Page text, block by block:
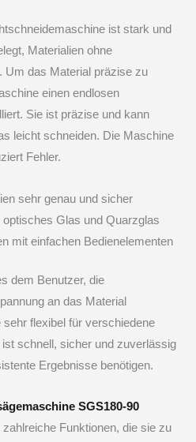
ist stark und
Materialien ohne
Um das Material präzise zu
einen endlosen
Sie ist präzise und kann
leicht schneiden. Die Maschine
Fehler.
sehr genau und sicher
optisches Glas und Quarzglas
mit einfachen Bedienelementen
dem Benutzer, die
an das Material
flexibel für verschiedene
schnell, sicher und zuverlässig
Ergebnisse benötigen.
SGS180-90
Funktionen, die sie zu